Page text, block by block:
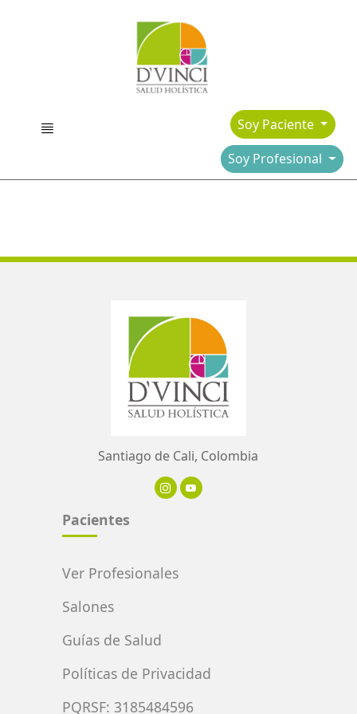
Soy Paciente
Soy Profesional
Santiago de Cali, Colombia
Pacientes
Ver Profesionales
Salones
Guías de Salud
Políticas de Privacidad
PQRSF: 3185484596